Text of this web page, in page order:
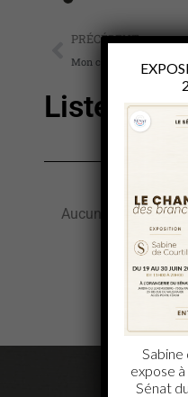
PRÉCÉDENT
Mon compte
Liste de
Aucun produit
expose
Sénat